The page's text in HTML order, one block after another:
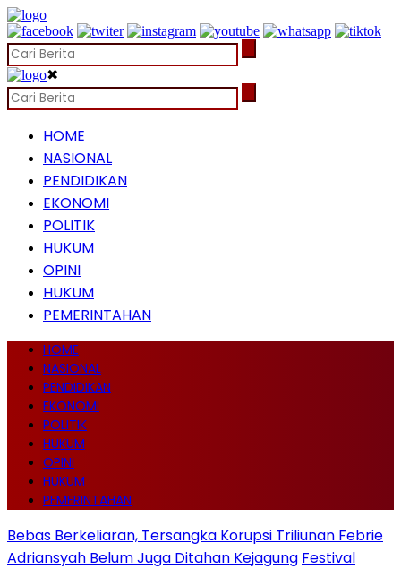
✖
HOME
NASIONAL
PENDIDIKAN
EKONOMI
POLITIK
HUKUM
OPINI
HUKUM
PEMERINTAHAN
HOME
NASIONAL
PENDIDIKAN
EKONOMI
POLITIK
HUKUM
OPINI
HUKUM
PEMERINTAHAN
Bebas Berkeliaran, Tersangka Korupsi Triliunan Febrie
Adriansyah Belum Juga Ditahan Kejagung Festival